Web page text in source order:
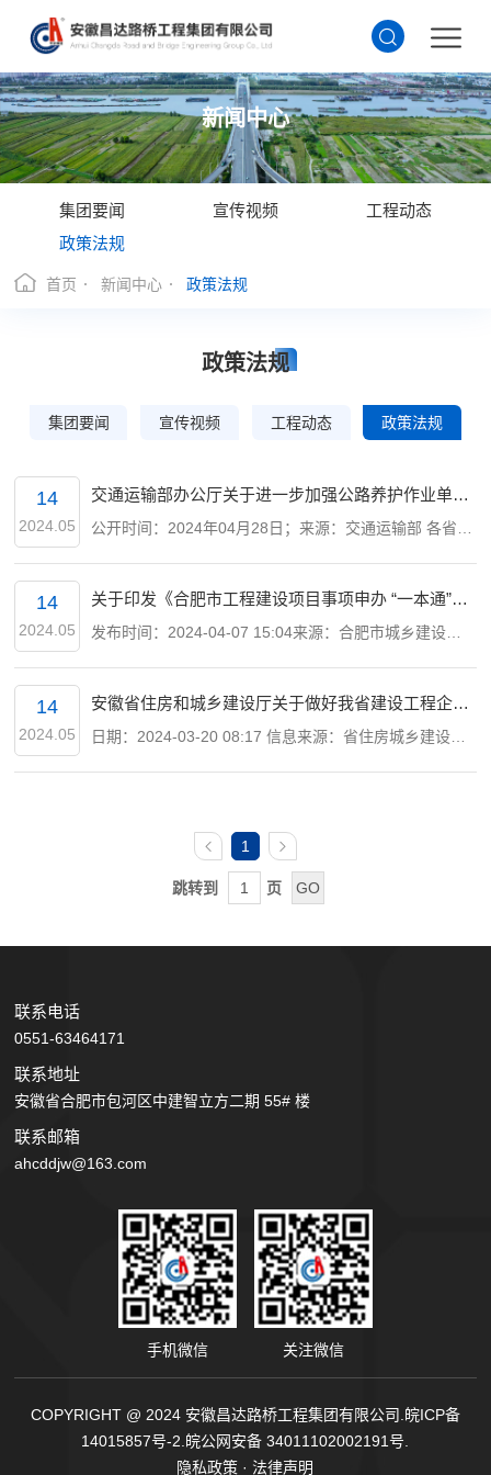
新闻中心
集团要闻 宣传视频
工程动态
政策法规
首页 新闻中心 政策法规
政策法规
集团要闻 宣传视频 工程动态 政策法规
14
2024.05
交通运输部办公厅关于进一步加强公路养护作业单位
资质管理工作的通知（转发）
公开时间：2024年04月28日；来源：交通运输部 各省、
14
2024.05
关于印发《合肥市工程建设项目事项申办 “一本通”
（2024年版）》的通知（转发）
发布时间：2024-04-07 15:04来源：合肥市城乡建设局
群...
14
2024.05
安徽省住房和城乡建设厅关于做好我省建设工程企业
资质证书换领和延续工作的通知（转发）
日期：2024-03-20 08:17 信息来源：省住房城乡建设厅
1
跳转到 页
联系电话
0551-63464171
联系地址
安徽省合肥市包河区中建智立方二期 55# 楼
联系邮箱
ahcddjw@163.com
手机微信 关注微信
COPYRIGHT @ 2024 安徽昌达路桥工程集团有限公司. 皖ICP备
14015857号-2. 皖公网安备 34011102002191号.
隐私政策 · 法律声明